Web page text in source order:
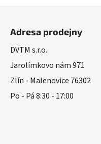
Adresa prodejny
DVTM s.r.o.
Jarolímkovo nám 971
Zlín - Malenovice 76302
Po - Pá 8:30 - 17:00